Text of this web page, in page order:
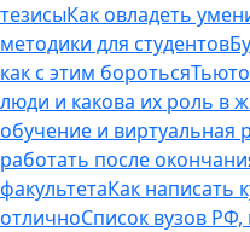
тезисыКак овладеть
методики для студентов
как с этим бороться
люди и какова их роль в
обучение и виртуальная
работать после
факультетаКак написать
отличноСписок вузов РФ,